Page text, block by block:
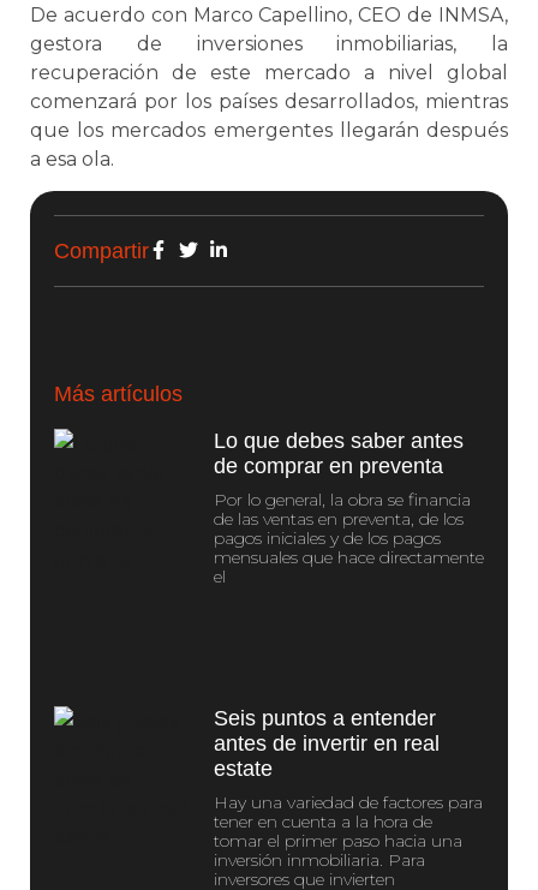
De acuerdo con Marco Capellino, CEO de INMSA,
gestora de inversiones inmobiliarias, la
recuperación de este mercado a nivel global
comenzará por los países desarrollados, mientras
que los mercados emergentes llegarán después
a esa ola.
Compartir
Más artículos
Lo que debes saber antes
de comprar en preventa
Por lo general, la obra se financia
de las ventas en preventa, de los
pagos iniciales y de los pagos
mensuales que hace directamente
el
Seis puntos a entender
antes de invertir en real
estate
Hay una variedad de factores para
tener en cuenta a la hora de
tomar el primer paso hacia una
inversión inmobiliaria. Para
inversores que invierten